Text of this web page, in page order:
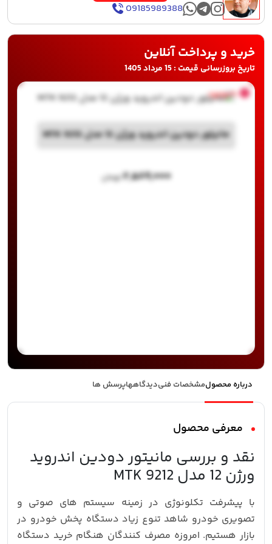
09185989388
خرید و پرداخت آنلاین
تاریخ بروزرسانی قیمت : 15 مرداد 1405
ناموجود
مانیتور دودین اندروید ورژن 12 مدل MTK 9212
۲,۵۸۹,۰۰۰تومان
درباره محصولمشخصات فنیدیدگاههاپرسش ها
معرفی محصول
نقد و بررسی مانیتور دودین اندروید
ورژن 12 مدل MTK 9212
با پیشرفت تکلونوژی در زمینه سیستم های صوتی و
تصویری خودرو شاهد تنوع زیاد دستگاه پخش خودرو در
بازار هستیم. امروزه مصرف کنندگان هنگام خرید دستگاه